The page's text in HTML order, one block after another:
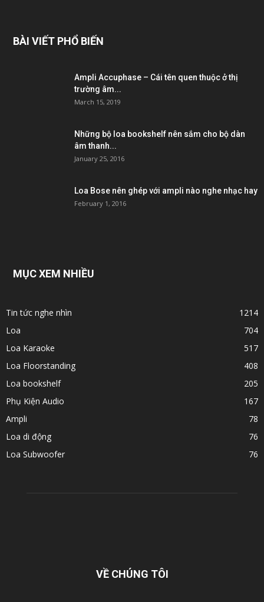
BÀI VIẾT PHỔ BIẾN
Ampli Accuphase – Cái tên quen thuộc ở thị
trường âm...
March 15, 2019
Những bộ loa bookshelf nên sắm cho bộ dàn
âm thanh...
January 25, 2016
Loa Bose nên ghép với ampli nào nghe nhạc hay
February 1, 2016
MỤC XEM NHIỀU
Tin tức nghe nhìn
1214
Loa
704
Loa Karaoke
517
Loa Floorstanding
408
Loa bookshelf
205
Phụ Kiện Audio
167
Ampli
78
Loa di động
76
Loa Subwoofer
76
VỀ CHÚNG TÔI